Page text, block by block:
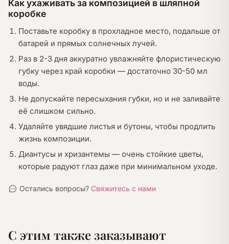
Как ухаживать за композицией в шляпной
коробке
Поставьте коробку в прохладное место, подальше от
батарей и прямых солнечных лучей.
Раз в 2-3 дня аккуратно увлажняйте флористическую
губку через край коробки — достаточно 30-50 мл
воды.
Не допускайте пересыхания губки, но и не заливайте
её слишком сильно.
Удаляйте увядшие листья и бутоны, чтобы продлить
жизнь композиции.
Диантусы и хризантемы — очень стойкие цветы,
которые радуют глаз даже при минимальном уходе.
Остались вопросы? Свяжитесь с нами
С этим также заказывают